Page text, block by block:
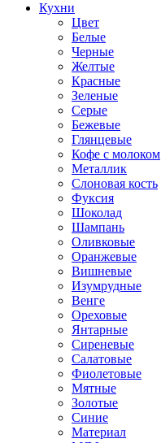
Кухни
Цвет
Белые
Черные
Желтые
Красные
Зеленые
Серые
Бежевые
Глянцевые
Кофе с молоком
Металлик
Слоновая кость
Фуксия
Шоколад
Шампань
Оливковые
Оранжевые
Вишневые
Изумрудные
Венге
Ореховые
Янтарные
Сиреневые
Салатовые
Фиолетовые
Мятные
Золотые
Синие
Материал